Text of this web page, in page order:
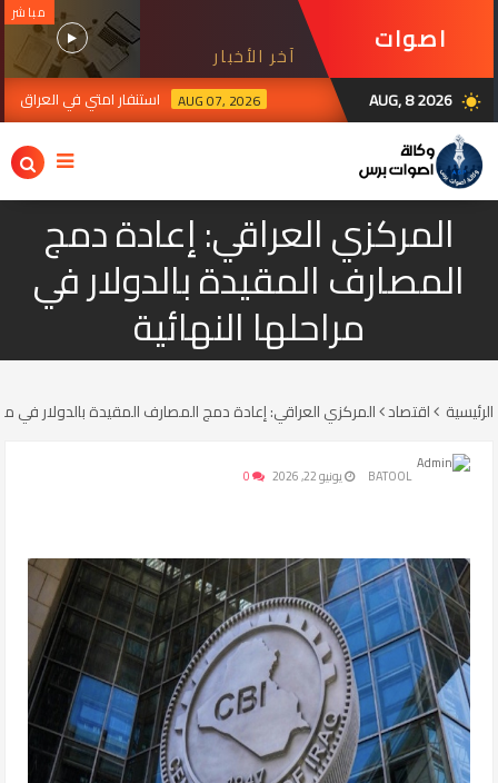
اصوات
برس
آخر الأخبار
مباشر
wb_sunny
AUG, 8 2026
AUG 07, 2026
استنفار امتي في العراق
الإيرانية في بغداد تدين استهداف سيادة العراق ومقرات الحشد وتؤكد تضامنها
المركزي العراقي: إعادة دمج
المصارف المقيدة بالدولار في
مراحلها النهائية
الرئيسية اقتصاد المركزي العراقي: إعادة دمج المصارف المقيدة بالدولار في
BATOOL يونيو 22, 2026